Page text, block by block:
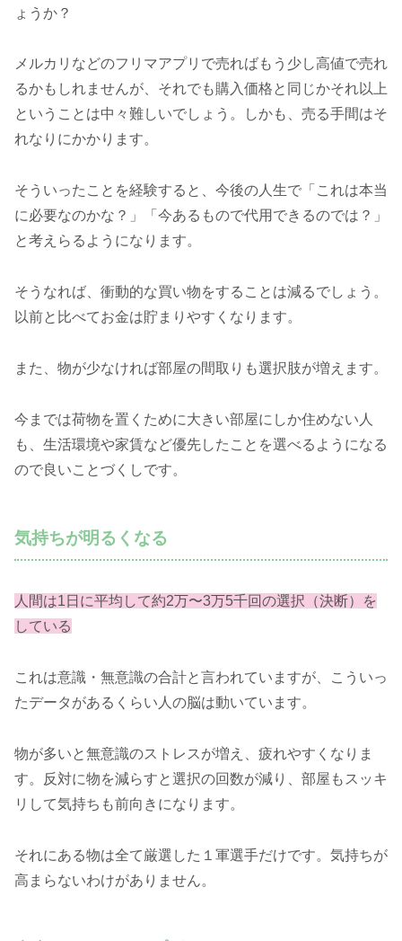
ょうか？
メルカリなどのフリマアプリで売ればもう少し高値で売れ
るかもしれませんが、それでも購入価格と同じかそれ以上
ということは中々難しいでしょう。しかも、売る手間はそ
れなりにかかります。
そういったことを経験すると、今後の人生で「これは本当
に必要なのかな？」「今あるもので代用できるのでは？」
と考えらるようになります。
そうなれば、衝動的な買い物をすることは減るでしょう。
以前と比べてお金は貯まりやすくなります。
また、物が少なければ部屋の間取りも選択肢が増えます。
今までは荷物を置くために大きい部屋にしか住めない人
も、生活環境や家賃など優先したことを選べるようになる
ので良いことづくしです。
気持ちが明るくなる
人間は1日に平均して約2万〜3万5千回の選択（決断）を
している
これは意識・無意識の合計と言われていますが、こういっ
たデータがあるくらい人の脳は動いています。
物が多いと無意識のストレスが増え、疲れやすくなりま
す。反対に物を減らすと選択の回数が減り、部屋もスッキ
リして気持ちも前向きになります。
それにある物は全て厳選した１軍選手だけです。気持ちが
高まらないわけがありません。